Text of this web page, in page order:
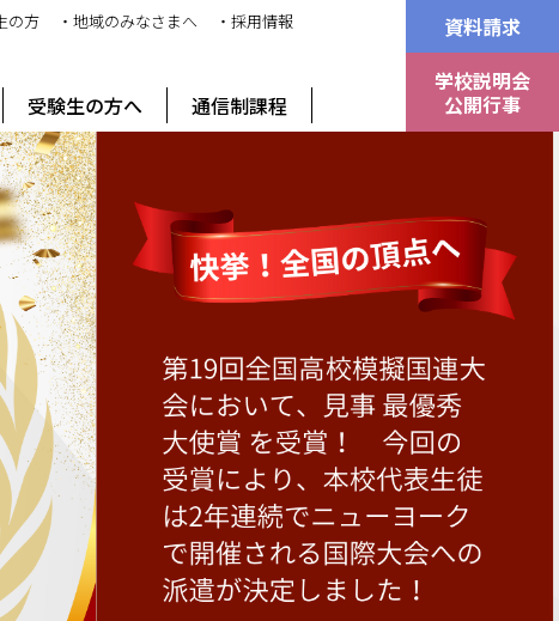
の方 ・地域のみなさまへ
・採用情報
受験生の方へ 通信制課程
資料請求
学校説明会
公開行事